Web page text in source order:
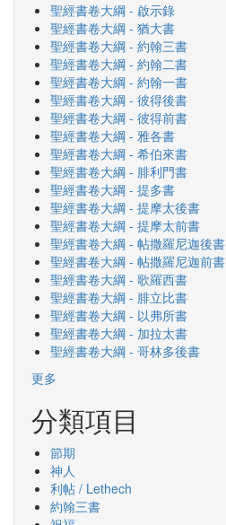
聖經書卷大綱 - 啟示錄
聖經書卷大綱 - 猶大書
聖經書卷大綱 - 約翰三書
聖經書卷大綱 - 約翰二書
聖經書卷大綱 - 約翰一書
聖經書卷大綱 - 彼得後書
聖經書卷大綱 - 彼得前書
聖經書卷大綱 - 雅各書
聖經書卷大綱 - 希伯來書
聖經書卷大綱 - 腓利門書
聖經書卷大綱 - 提多書
聖經書卷大綱 - 提摩太後書
聖經書卷大綱 - 提摩太前書
聖經書卷大綱 - 帖撒羅尼迦後書
聖經書卷大綱 - 帖撒羅尼迦前書
聖經書卷大綱 - 歌羅西書
聖經書卷大綱 - 腓立比書
聖經書卷大綱 - 以弗所書
聖經書卷大綱 - 加拉太書
聖經書卷大綱 - 哥林多後書
更多
分類項目
節期
神人
利帖 / Lethech
約翰三書